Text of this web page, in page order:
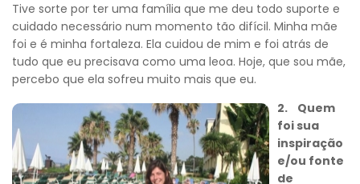
Tive sorte por ter uma família que me deu todo suporte e
cuidado necessário num momento tão difícil. Minha mãe
foi e é minha fortaleza. Ela cuidou de mim e foi atrás de
tudo que eu precisava como uma leoa. Hoje, que sou mãe,
percebo que ela sofreu muito mais que eu.
2. Quem
foi sua
inspiração
e/ou fonte
de